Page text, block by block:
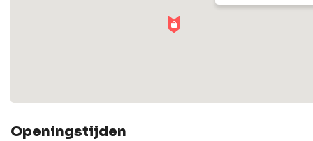
Openingstijden